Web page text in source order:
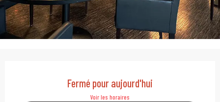
Ouverture et
Fermé pour aujourd'hui
Voir les horaires